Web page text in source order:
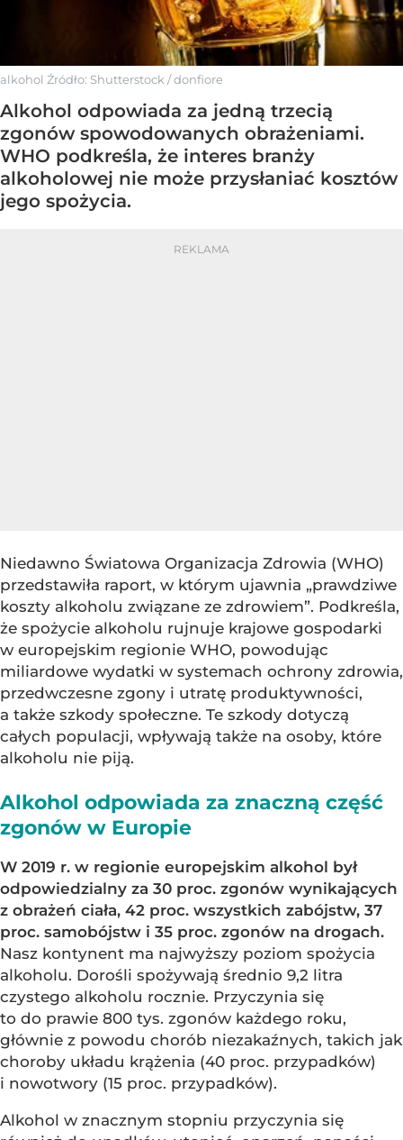
alkohol Źródło: Shutterstock /donfiore
Alkohol odpowiada za jedną trzecią
zgonów spowodowanych obrażeniami.
WHO podkreśla, że interes branży
alkoholowej nie może przysłaniać kosztów
jego spożycia.
Niedawno Światowa Organizacja Zdrowia (WHO)
przedstawiła raport, w którym ujawnia „prawdziwe
koszty alkoholu związane ze zdrowiem”. Podkreśla,
że spożycie alkoholu rujnuje krajowe gospodarki
w europejskim regionie WHO, powodując
miliardowe wydatki w systemach ochrony zdrowia,
przedwczesne zgony i utratę produktywności,
a także szkody społeczne. Te szkody dotyczą
całych populacji, wpływają także na osoby, które
alkoholu nie piją.
Alkohol odpowiada za znaczną część
zgonów w Europie
W 2019 r. w regionie europejskim alkohol był
odpowiedzialny za 30 proc. zgonów wynikających
z obrażeń ciała, 42 proc. wszystkich zabójstw, 37
proc. samobójstw i 35 proc. zgonów na drogach.
Nasz kontynent ma najwyższy poziom spożycia
alkoholu. Dorośli spożywają średnio 9,2 litra
czystego alkoholu rocznie. Przyczynia się
to do prawie 800 tys. zgonów każdego roku,
głównie z powodu chorób niezakaźnych, takich jak
choroby układu krążenia (40 proc. przypadków)
i nowotwory (15 proc. przypadków).
Alkohol w znacznym stopniu przyczynia się